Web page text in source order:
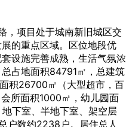
，项目处于城南新旧城区交
的重点区域。区位地段优
设施完善成熟，生活气氛浓
占地面积84791㎡，总建筑
积26700㎡（大型超市，百
所面积1000㎡，幼儿园面
下室、半地下室、架空层
户数约2238户。居住总人